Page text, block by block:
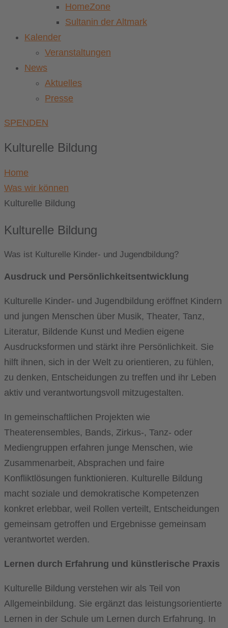
HomeZone
Sultanin der Altmark
Kalender
Veranstaltungen
News
Aktuelles
Presse
SPENDEN
Kulturelle Bildung
Home
Was wir können
Kulturelle Bildung
Kulturelle Bildung​
Was ist Kulturelle Kinder- und Jugendbildung?
Ausdruck und Persönlichkeitsentwicklung
Kulturelle Kinder- und Jugendbildung eröffnet Kindern
und jungen Menschen über Musik, Theater, Tanz,
Literatur, Bildende Kunst und Medien eigene
Ausdrucksformen und stärkt ihre Persönlichkeit. Sie
hilft ihnen, sich in der Welt zu orientieren, zu fühlen,
zu denken, Entscheidungen zu treffen und ihr Leben
aktiv und verantwortungsvoll mitzugestalten.
In gemeinschaftlichen Projekten wie
Theaterensembles, Bands, Zirkus-, Tanz- oder
Mediengruppen erfahren junge Menschen, wie
Zusammenarbeit, Absprachen und faire
Konfliktlösungen funktionieren. Kulturelle Bildung
macht soziale und demokratische Kompetenzen
konkret erlebbar, weil Rollen verteilt, Entscheidungen
gemeinsam getroffen und Ergebnisse gemeinsam
verantwortet werden.
Lernen durch Erfahrung und künstlerische Praxis
Kulturelle Bildung verstehen wir als Teil von
Allgemeinbildung. Sie ergänzt das leistungsorientierte
Lernen in der Schule um Lernen durch Erfahrung. In